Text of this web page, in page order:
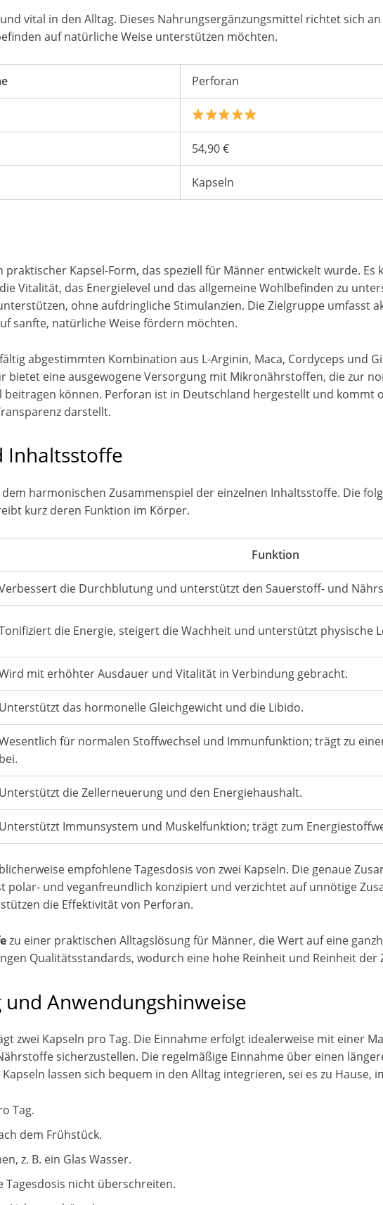
vital in den Alltag. Dieses Nahrungsergänzungsmittel richtet sich
auf natürliche Weise unterstützen möchten.
Perforan
54,90 €
Kapseln
Kapsel-Form, das speziell für Männer entwickelt wurde.
Vitalität, das Energielevel und das allgemeine Wohlbefinden zu
ohne aufdringliche Stimulanzien. Die Zielgruppe umfasst
sanfte, natürliche Weise fördern möchten.
abgestimmten Kombination aus L-Arginin, Maca, Cordyceps und
bietet eine ausgewogene Versorgung mit Mikronährstoffen, die zur
können. Perforan ist in Deutschland hergestellt und kommt
darstellt.
Inhaltsstoffe
harmonischen Zusammenspiel der einzelnen Inhaltsstoffe. Die
kurz deren Funktion im Körper.
Funktion
die Durchblutung und unterstützt den Sauerstoff- und
die Energie, steigert die Wachheit und unterstützt physische
mit erhöhter Ausdauer und Vitalität in Verbindung gebracht.
Unterstützt das hormonelle Gleichgewicht und die Libido.
für normalen Stoffwechsel und Immunfunktion; trägt zu
bei.
Unterstützt die Zellerneuerung und den Energiehaushalt.
Unterstützt Immunsystem und Muskelfunktion; trägt zum
empfohlene Tagesdosis von zwei Kapseln. Die genaue
polar- und veganfreundlich konzipiert und verzichtet auf unnötige
die Effektivität von Perforan.
zu einer praktischen Alltagslösung für Männer, die Wert auf eine
Qualitätsstandards, wodurch eine hohe Reinheit und Reinheit der
Anwendungshinweise
zwei Kapseln pro Tag. Die Einnahme erfolgt idealerweise mit einer
sicherzustellen. Die regelmäßige Einnahme über einen
lassen sich bequem in den Alltag integrieren, sei es zu Hause,
Tag.
dem Frühstück.
z. B. ein Glas Wasser.
nicht überschreiten.